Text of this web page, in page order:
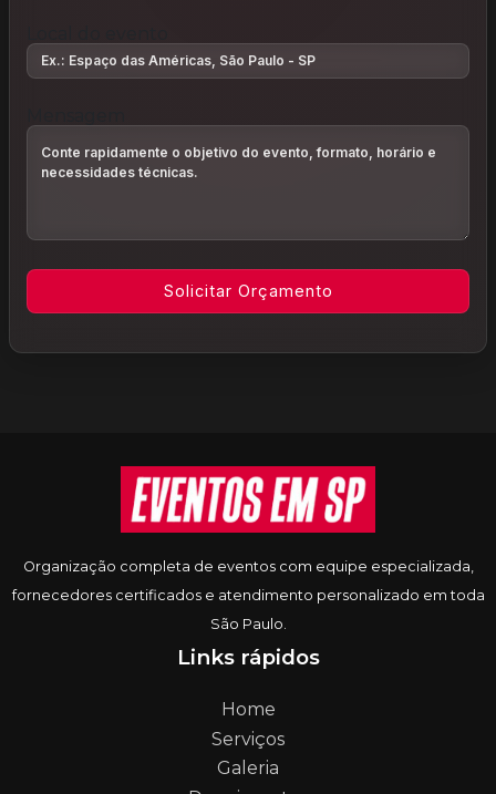
Informações do rodapé
Organização completa de eventos com equipe especializada,
fornecedores certificados e atendimento personalizado em toda
São Paulo.
Links rápidos
Home
Serviços
Galeria